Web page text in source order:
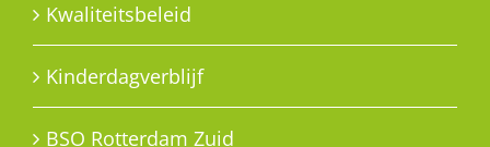
Kwaliteitsbeleid
Kinderdagverblijf
BSO Rotterdam Zuid